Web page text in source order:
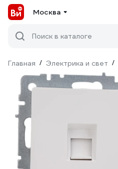
Москва
Поиск в каталоге
Главная / Электрика и свет /